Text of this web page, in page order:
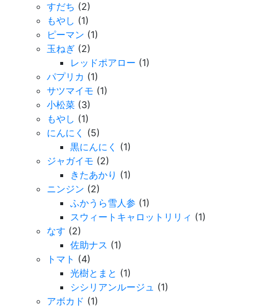
すだち (2)
もやし (1)
ピーマン (1)
玉ねぎ (2)
レッドポアロー (1)
パプリカ (1)
サツマイモ (1)
小松菜 (3)
もやし (1)
にんにく (5)
黒にんにく (1)
ジャガイモ (2)
きたあかり (1)
ニンジン (2)
ふかうら雪人参 (1)
スウィートキャロットリリィ (1)
なす (2)
佐助ナス (1)
トマト (4)
光樹とまと (1)
シシリアンルージュ (1)
アボカド (1)